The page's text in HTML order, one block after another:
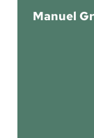
Manuel